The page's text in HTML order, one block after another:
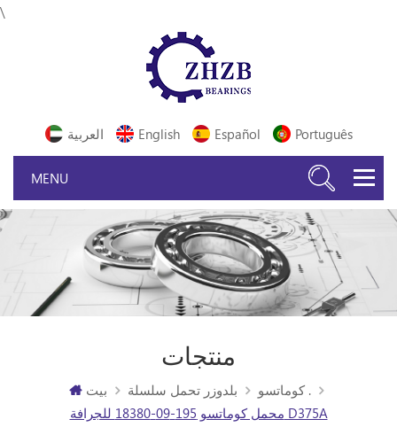
\
العربية English Español Português
منتجات
بيت بلدوزر تحمل سلسلة
كوماتسو .
محمل كوماتسو 195-09-18380 للجرافة D375A